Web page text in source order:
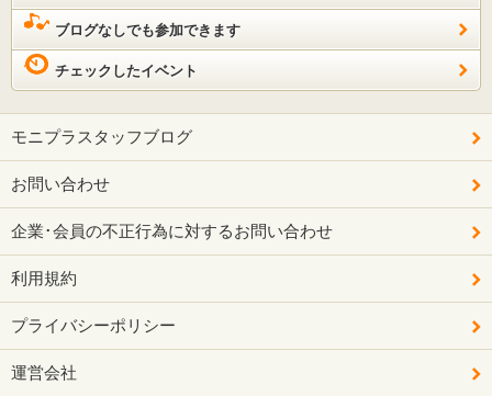
ブログなしでも参加できます
チェックしたイベント
モニプラスタッフブログ
お問い合わせ
企業･会員の不正行為に対するお問い合わせ
利用規約
プライバシーポリシー
運営会社